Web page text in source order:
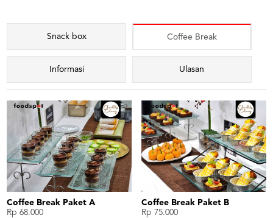
Snack box Coffee Break
Informasi Ulasan
Coffee Break Paket A
Rp 68.000
Coffee Break Paket B
Rp 75.000